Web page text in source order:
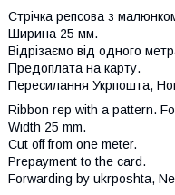
Стрічка репсова з
Ширина 25 мм.
Відрізаємо від одного
Предоплата на карту.
Пересилання Укрпошта,
Ribbon rep with a pattern.
Width 25 mm.
Cut off from one meter.
Prepayment to the card.
Forwarding by ukrposhta,